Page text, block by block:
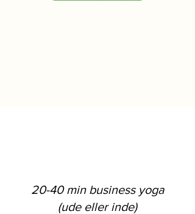
20-40 min business yoga
(ude eller inde)